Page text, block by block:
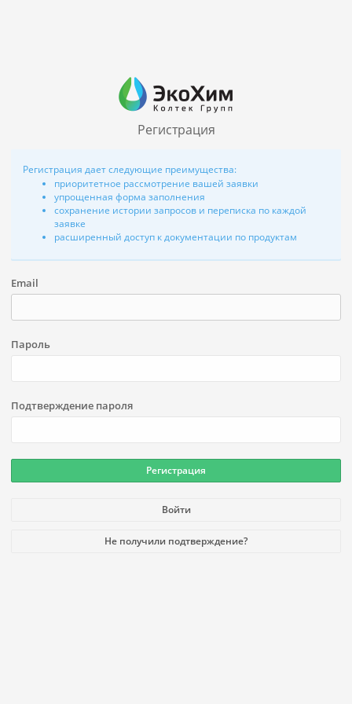
Регистрация
Регистрация дает следующие преимущества:
приоритетное рассмотрение вашей заявки
упрощенная форма заполнения
сохранение истории запросов и переписка по каждой
заявке
расширенный доступ к документации по продуктам
Email
Пароль
Подтверждение пароля
Войти
Не получили подтверждение?